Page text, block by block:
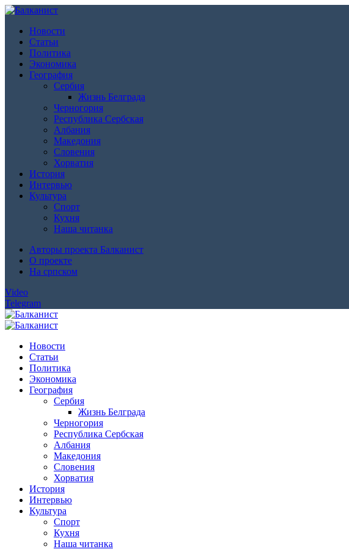
Новости
Статьи
Политика
Экономика
География
Сербия
Жизнь Белграда
Черногория
Республика Сербская
Албания
Македония
Словения
Хорватия
История
Интервью
Культура
Спорт
Кухня
Наша читанка
Авторы проекта Балканист
О проекте
На српском
Video
Telegram
Новости
Статьи
Политика
Экономика
География
Сербия
Жизнь Белграда
Черногория
Республика Сербская
Албания
Македония
Словения
Хорватия
История
Интервью
Культура
Спорт
Кухня
Наша читанка